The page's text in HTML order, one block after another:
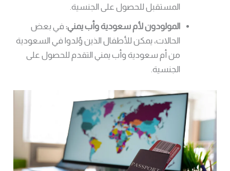
المستقبل للحصول على الجنسية.
المولودون لأم سعودية وأب يمني: في بعض
الحالات، يمكن للأطفال الذين وُلدوا في السعودية
من أم سعودية وأب يمني التقدم للحصول على
الجنسية.